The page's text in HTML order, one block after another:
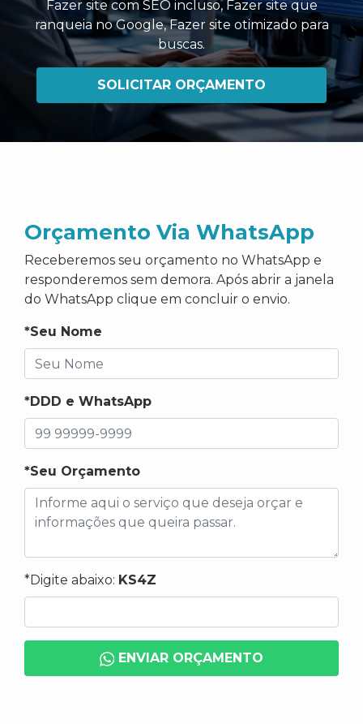
Fazer site com SEO incluso, Fazer site que
ranqueia no Google,Fazer site otimizado para
buscas.
SOLICITAR ORÇAMENTO
Orçamento Via WhatsApp
Receberemos seu orçamento no WhatsApp e
responderemos sem demora. Após abrir a janela
do WhatsApp clique em concluir o envio.
*Seu Nome
*DDD e WhatsApp
*Seu Orçamento
*Digite abaixo: KS4Z
ENVIAR ORÇAMENTO